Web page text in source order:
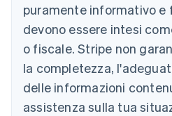
puramente informativo e
devono essere intesi
o fiscale. Stripe non
la completezza,
delle informazioni
assistenza sulla tua
DeutschEnglish
Belgio
Nederlands Français
Brasile
PortuguêsEnglish
Bulgaria
Canada